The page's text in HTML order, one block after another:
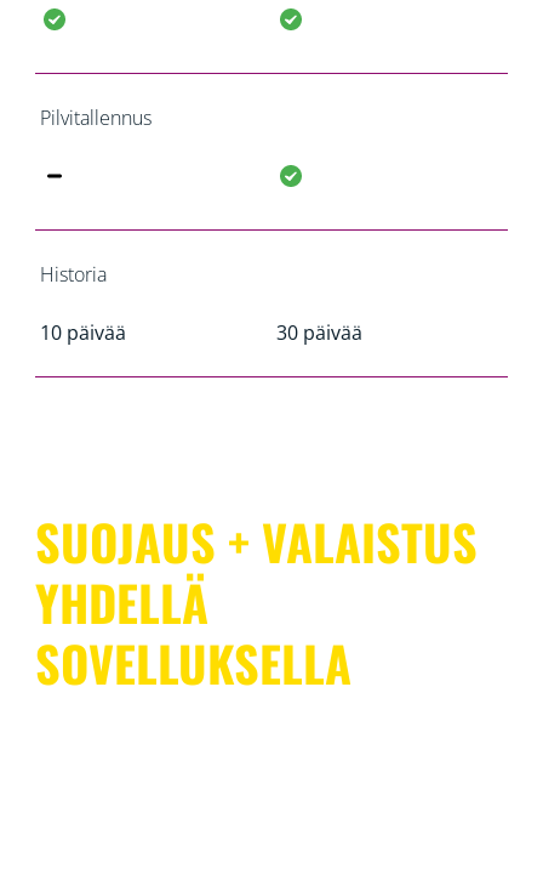
Pilvitallennus
Historia
10 päivää 30 päivää
SUOJAUS + VALAISTUS
YHDELLÄ
SOVELLUKSELLA